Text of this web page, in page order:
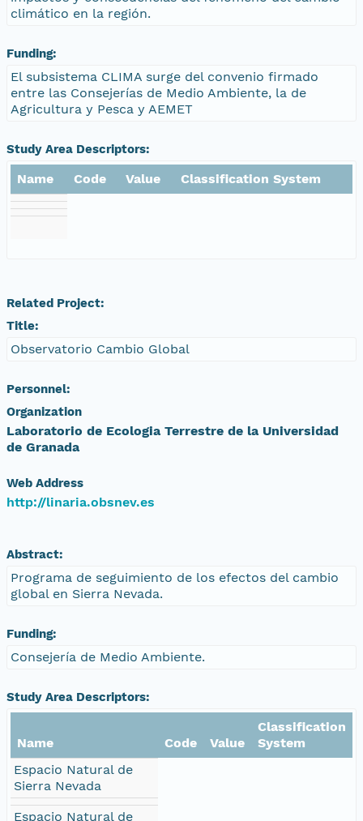
climático en la región.
Funding:
El subsistema CLIMA surge del convenio firmado
entre las Consejerías de Medio Ambiente, la de
Agricultura y Pesca y AEMET
Study Area Descriptors:
Name Code Value Classification System
Related Project:
Title:
Observatorio Cambio Global
Personnel:
Organization
Laboratorio de Ecologia Terrestre de la Universidad
de Granada
Web Address
http://linaria.obsnev.es
Abstract:
Programa de seguimiento de los efectos del cambio
global en Sierra Nevada.
Funding:
Consejería de Medio Ambiente.
Study Area Descriptors:
Name Code Value
Classification
System
Espacio Natural de
Sierra Nevada
Espacio Natural de